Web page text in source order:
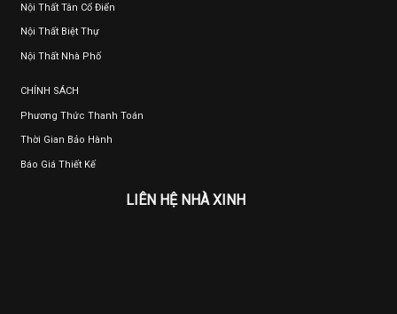
Nội Thất Tân Cổ Điển
Nội Thất Biệt Thự
Nội Thất Nhà Phố
CHÍNH SÁCH
Phương Thức Thanh Toán
Thời Gian Bảo Hành
Báo Giá Thiết Kế
LIÊN HỆ NHÀ XINH